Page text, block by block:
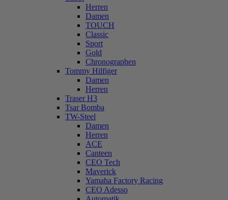
Herren
Damen
TOUCH
Classic
Sport
Gold
Chronographen
Tommy Hilfiger
Damen
Herren
Traser H3
Tsar Bomba
TW-Steel
Damen
Herren
ACE
Canteen
CEO Tech
Maverick
Yamaha Factory Racing
CEO Adesso